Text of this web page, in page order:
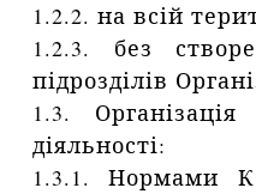
1.2.2. на всій
1.2.3. без
підрозділів
1.3.
діяльності:
1.3.1. Нормами